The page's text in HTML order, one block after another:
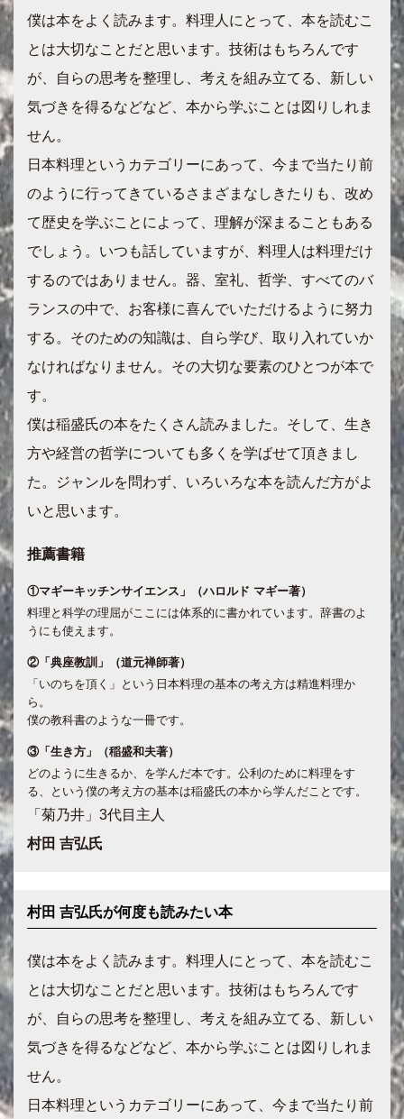
僕は本をよく読みます。料理人にとって、本を読むこ
とは大切なことだと思います。技術はもちろんです
が、自らの思考を整理し、考えを組み立てる、新しい
気づきを得るなどなど、本から学ぶことは図りしれま
せん。
日本料理というカテゴリーにあって、今まで当たり前
のように行ってきているさまざまなしきたりも、改め
て歴史を学ぶことによって、理解が深まることもある
でしょう。いつも話していますが、料理人は料理だけ
するのではありません。器、室礼、哲学、すべてのバ
ランスの中で、お客様に喜んでいただけるように努力
する。そのための知識は、自ら学び、取り入れていか
なければなりません。その大切な要素のひとつが本で
す。
僕は稲盛氏の本をたくさん読みました。そして、生き
方や経営の哲学についても多くを学ばせて頂きまし
た。ジャンルを問わず、いろいろな本を読んだ方がよ
いと思います。
推薦書籍
①マギーキッチンサイエンス」（ハロルド マギー著）
料理と科学の理屈がここには体系的に書かれています。辞書のよ
うにも使えます。
②「典座教訓」（道元禅師著）
「いのちを頂く」という日本料理の基本の考え方は精進料理か
ら。
僕の教科書のような一冊です。
③「生き方」（稲盛和夫著）
どのように生きるか、を学んだ本です。公利のために料理をす
る、という僕の考え方の基本は稲盛氏の本から学んだことです。
「菊乃井」3代目主人
村田 吉弘氏
村田 吉弘氏が何度も読みたい本
僕は本をよく読みます。料理人にとって、本を読むこ
とは大切なことだと思います。技術はもちろんです
が、自らの思考を整理し、考えを組み立てる、新しい
気づきを得るなどなど、本から学ぶことは図りしれま
せん。
日本料理というカテゴリーにあって、今まで当たり前